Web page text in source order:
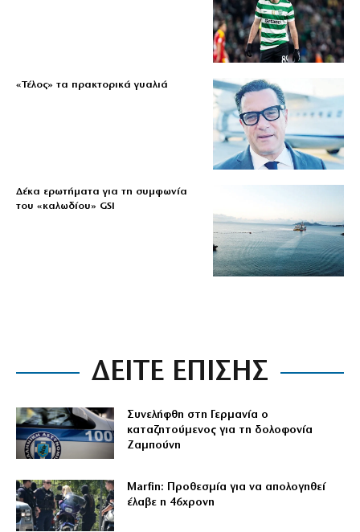
«Τέλος» τα πρακτορικά γυαλιά
Δέκα ερωτήματα για τη συμφωνία
του «καλωδίου» GSI
ΔΕΙΤΕ ΕΠΙΣΗΣ
Συνελήφθη στη Γερμανία ο
καταζητούμενος για τη δολοφονία
Ζαμπούνη
Marfin: Προθεσμία για να απολογηθεί
έλαβε η 46χρονη